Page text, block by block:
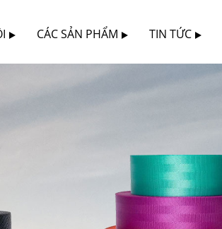
CÁC SẢN PHẨM TIN TỨC